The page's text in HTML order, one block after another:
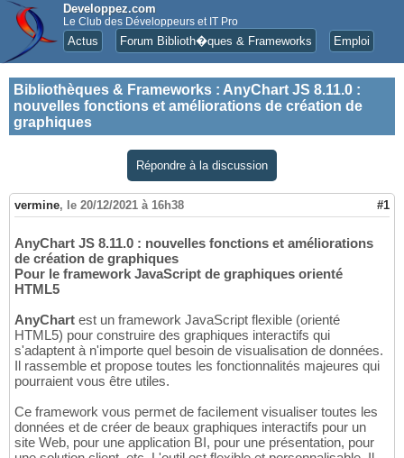
Developpez.com
Le Club des Développeurs et IT Pro
Actus Forum Biblioth�ques & Frameworks Emploi
Bibliothèques & Frameworks : AnyChart JS 8.11.0 :
nouvelles fonctions et améliorations de création de
graphiques
Répondre à la discussion
vermine, le 20/12/2021 à 16h38 #1
AnyChart JS 8.11.0 : nouvelles fonctions et améliorations
de création de graphiques
Pour le framework JavaScript de graphiques orienté
HTML5
AnyChart est un framework JavaScript flexible (orienté
HTML5) pour construire des graphiques interactifs qui
s'adaptent à n'importe quel besoin de visualisation de données.
Il rassemble et propose toutes les fonctionnalités majeures qui
pourraient vous être utiles.
Ce framework vous permet de facilement visualiser toutes les
données et de créer de beaux graphiques interactifs pour un
site Web, pour une application BI, pour une présentation, pour